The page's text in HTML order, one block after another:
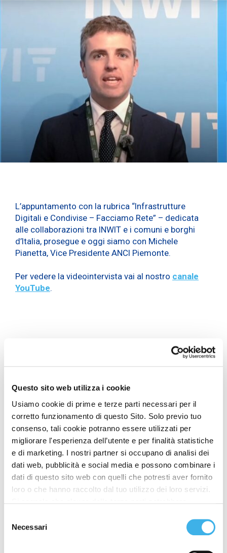
Questo sito web utilizza i cookie
Usiamo cookie di prime e terze parti necessari per il
corretto funzionamento di questo Sito. Solo previo tuo
consenso, tali cookie potranno essere utilizzati per
migliorare l'esperienza dell’utente e per finalità statistiche
e di marketing. I nostri partner si occupano di analisi dei
dati web, pubblicità e social media e possono combinare i
dati di questo sito web con quelli che potresti aver fornito
loro o che hanno raccolto dal tuo utilizzo dei loro servizi.
installati sul Sito in Paesi siti al di fuori del SEE, che
potrebbero non fornire un adeguato livello di protezione ai
sensi del GDPR, pertanto, prima di fornire il proprio
delNecessari
L’appuntamento con la rubrica “Infrastrutture
Digitali e Condivise – Facciamo Rete” – dedicata
alle collaborazioni tra INWIT e i comuni e borghi
d’Italia, prosegue e oggi siamo con Michele
Pianetta, Vice Presidente ANCI Piemonte.
Per vedere la videointervista vai al nostro canale
YouTube.
Leggi gli altri articoli della stessa categoria.